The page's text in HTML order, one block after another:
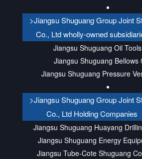
>Jiangsu Shuguang Group Joint
Co., Ltd wholly-owned
Jiangsu Shuguang Oil
Jiangsu Shuguang Bellows
Jiangsu Shuguang Pressure
>Jiangsu Shuguang Group Joint
Co., Ltd Holding Companies
Jiangsu Shuguang Huayang
Jiangsu Shuguang Energy
Jiangsu Tube-Cote Shuguang